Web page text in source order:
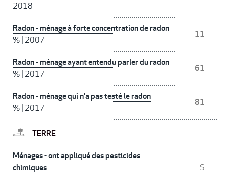
2018
Radon - ménage à forte concentration de radon
% 2007
11
Radon - ménage ayant entendu parler du radon
% 2017
61
Radon - ménage qui n'a pas testé le radon
% 2017
81
TERRE
Ménages - ont appliqué des pesticides
chimiques
S